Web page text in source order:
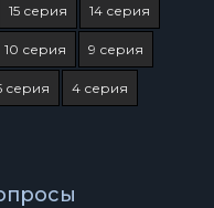
15 серия 14 серия
10 серия 9 серия
серия 4 серия